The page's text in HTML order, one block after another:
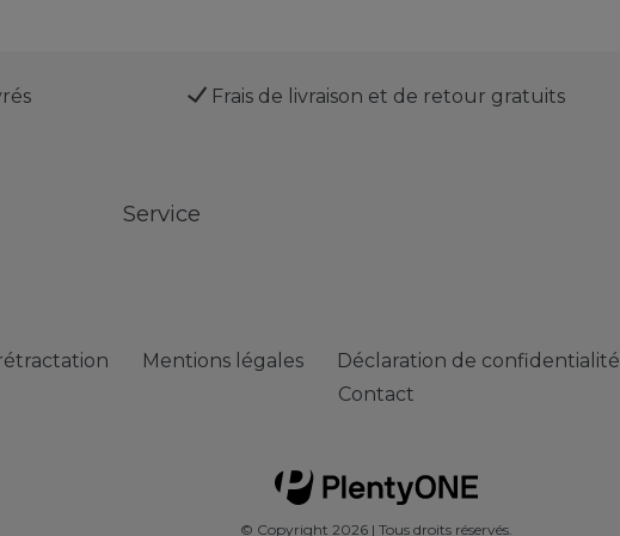
Frais de livraison et de retour gratuits
Service
Mentions légales Déclaration de confidentialité
Contact
© Copyright 2026 | Tous droits réservés.